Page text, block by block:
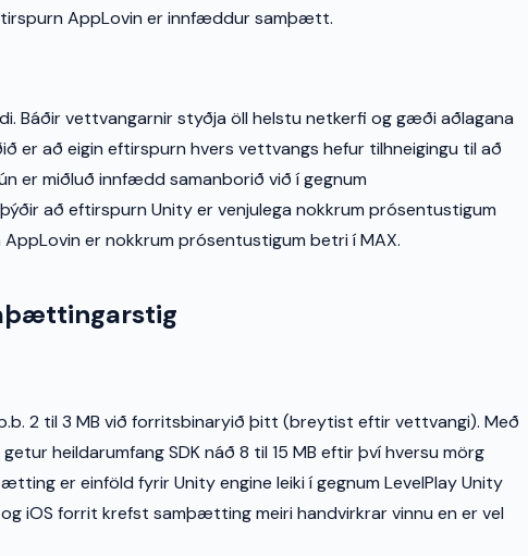
AppLovin er innfæddur samþætt.
Báðir vettvangarnir styðja öll helstu netkerfi og gæði aðlagana
er að eigin eftirspurn hvers vettvangs hefur tilhneigingu til að
er miðluð innfædd samanborið við í gegnum
að eftirspurn Unity er venjulega nokkrum prósentustigum
er nokkrum prósentustigum betri í MAX.
2 til 3 MB við forritsbinaryið þitt (breytist eftir vettvangi). Með
heildarumfang SDK náð 8 til 15 MB eftir því hversu mörg
er einföld fyrir Unity engine leiki í gegnum LevelPlay Unity
iOS forrit krefst samþætting meiri handvirkrar vinnu en er vel